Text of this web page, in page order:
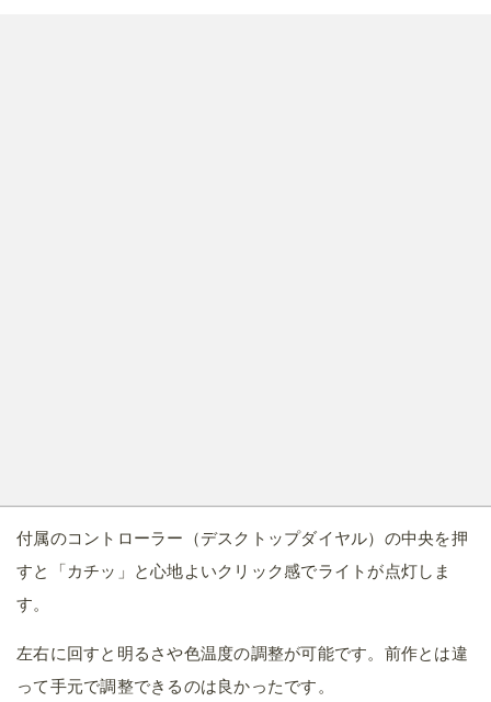
付属のコントローラー（デスクトップダイヤル）の中央を押
すと「カチッ」と心地よいクリック感でライトが点灯しま
す。
左右に回すと明るさや色温度の調整が可能です。前作とは違
って手元で調整できるのは良かったです。